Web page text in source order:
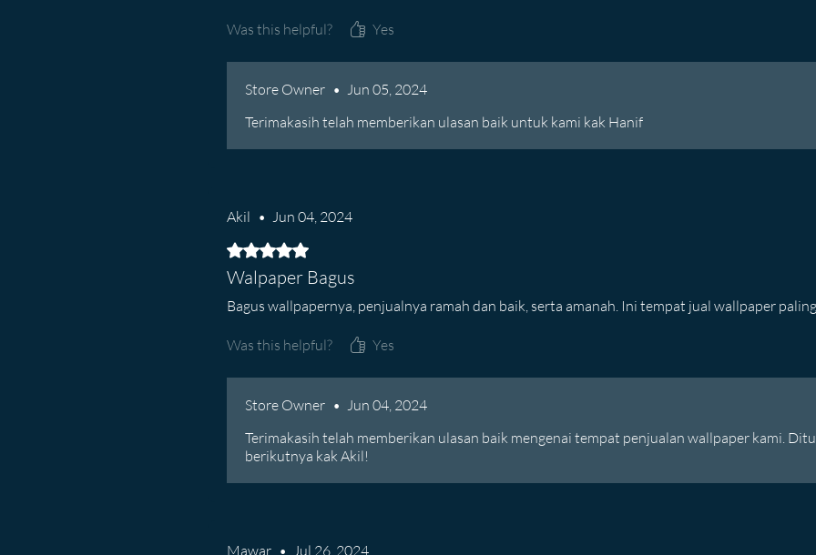
Was this helpful? Yes
Store Owner • Jun 05, 2024
Terimakasih telah memberikan ulasan baik untuk kami kak Hanif
Akil • Jun 04, 2024
Rated 5 out of 5 stars.
Walpaper Bagus
Bagus wallpapernya, penjualnya ramah dan baik, serta amanah. Ini tempat jual wallpaper
Was this helpful? Yes
Store Owner • Jun 04, 2024
Terimakasih telah memberikan ulasan baik mengenai tempat penjualan wallpaper kami.
berikutnya kak Akil!
Mawar • Jul 26, 2024